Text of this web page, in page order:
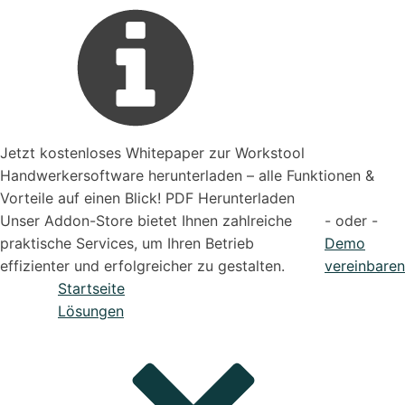
Jetzt kostenloses Whitepaper zur Workstool
Handwerkersoftware herunterladen – alle Funktionen &
Vorteile auf einen Blick! PDF Herunterladen
Unser Addon-Store bietet Ihnen zahlreiche
praktische Services, um Ihren Betrieb
effizienter und erfolgreicher zu gestalten.
- oder -
Demo
vereinbaren
Startseite
Lösungen